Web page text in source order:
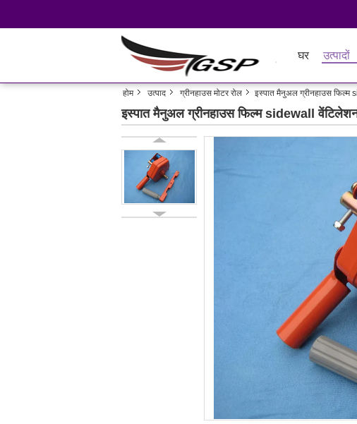
घर उत्पादों
होम उत्पाद ग्रीनहाउस मोटर रोल इस्पात मैनुअल ग्रीनहाउस फिल्म
इस्पात मैनुअल ग्रीनहाउस फिल्म sidewall